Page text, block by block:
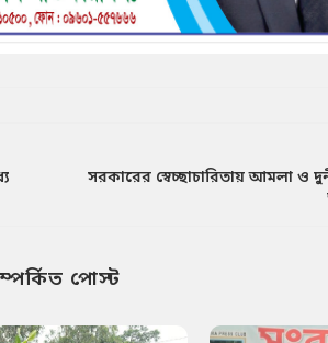
সরকারের স্বেচ্ছাচারিতায় আমলা ও
পোস্ট